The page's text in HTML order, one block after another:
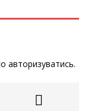
авторизуватись.